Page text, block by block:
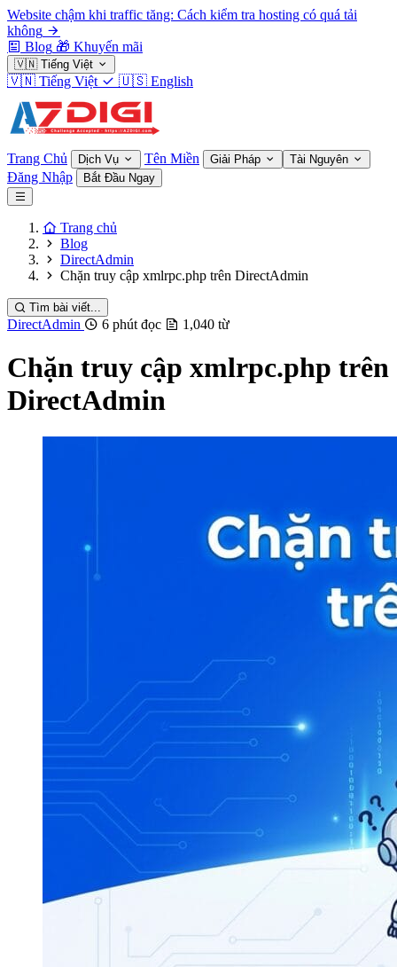
Website chậm khi traffic tăng: Cách kiểm tra hosting có quá tải
không
Blog 🎁 Khuyến mãi
🇻🇳 Tiếng Việt
🇻🇳 Tiếng Việt 🇺🇸 English
Trang Chủ Dịch Vụ Tên Miền Giải Pháp Tài Nguyên
Đăng Nhập Bắt Đầu Ngay
Trang chủ
Blog
DirectAdmin
Chặn truy cập xmlrpc.php trên DirectAdmin
Tìm bài viết...
DirectAdmin 6 phút đọc 1,040 từ
Chặn truy cập xmlrpc.php trên
DirectAdmin